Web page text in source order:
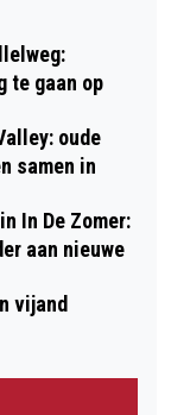
te gaan op
oude
samen in
In De Zomer:
aan nieuwe
vijand